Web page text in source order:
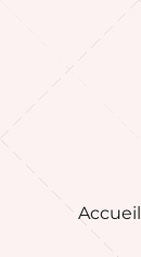
Accueil